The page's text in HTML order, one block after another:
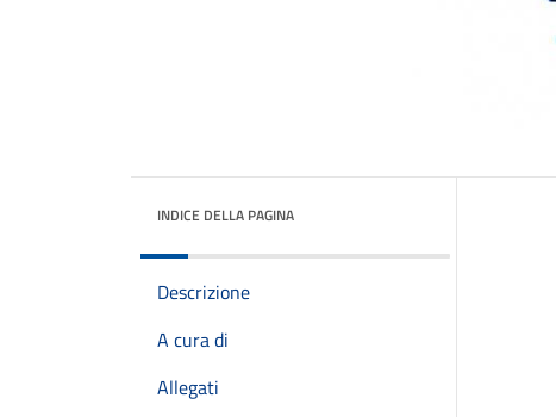
INDICE DELLA PAGINA
Descrizione
A cura di
Allegati